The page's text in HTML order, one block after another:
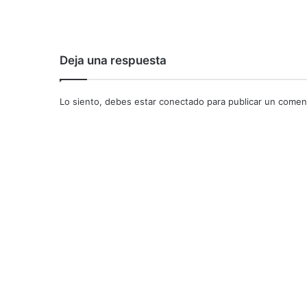
Deja una respuesta
Lo siento, debes estar conectado para publicar un